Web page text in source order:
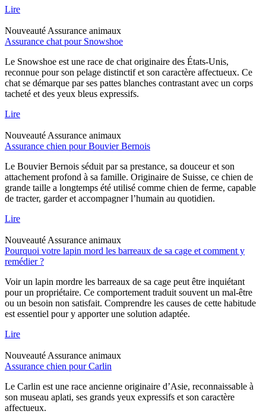
Lire
Nouveauté Assurance animaux
Assurance chat pour Snowshoe
Le Snowshoe est une race de chat originaire des États-Unis,
reconnue pour son pelage distinctif et son caractère affectueux. Ce
chat se démarque par ses pattes blanches contrastant avec un corps
tacheté et des yeux bleus expressifs.
Lire
Nouveauté Assurance animaux
Assurance chien pour Bouvier Bernois
Le Bouvier Bernois séduit par sa prestance, sa douceur et son
attachement profond à sa famille. Originaire de Suisse, ce chien de
grande taille a longtemps été utilisé comme chien de ferme, capable
de tracter, garder et accompagner l’humain au quotidien.
Lire
Nouveauté Assurance animaux
Pourquoi votre lapin mord les barreaux de sa cage et comment y
remédier ?
Voir un lapin mordre les barreaux de sa cage peut être inquiétant
pour un propriétaire. Ce comportement traduit souvent un mal-être
ou un besoin non satisfait. Comprendre les causes de cette habitude
est essentiel pour y apporter une solution adaptée.
Lire
Nouveauté Assurance animaux
Assurance chien pour Carlin
Le Carlin est une race ancienne originaire d’Asie, reconnaissable à
son museau aplati, ses grands yeux expressifs et son caractère
affectueux.